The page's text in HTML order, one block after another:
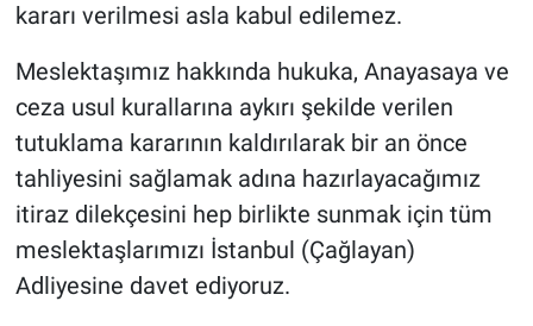
kararı verilmesi asla kabul edilemez.
Meslektaşımız hakkında hukuka, Anayasaya ve
ceza usul kurallarına aykırı şekilde verilen
tutuklama kararının kaldırılarak bir an önce
tahliyesini sağlamak adına hazırlayacağımız
itiraz dilekçesini hep birlikte sunmak için tüm
meslektaşlarımızı İstanbul (Çağlayan)
Adliyesine davet ediyoruz.